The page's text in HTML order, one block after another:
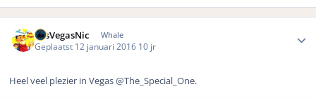
LasVegasNic Whale
Geplaatst 12 januari 2016 10 jr
Heel veel plezier in Vegas @The_Special_One.